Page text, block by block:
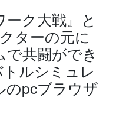
ーク大戦』と
ターの元に
共闘ができ
ルシミュレ
のpcブラウザ